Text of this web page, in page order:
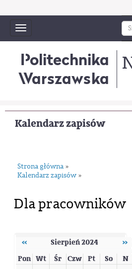
Toggle
navigation
Politechnika
Warszawska
Kalendarz zapisów
Strona główna »
Kalendarz zapisów »
Dla pracowników
‹‹ Sierpień 2024
››
Pon Wt Śr Czw Pt So N